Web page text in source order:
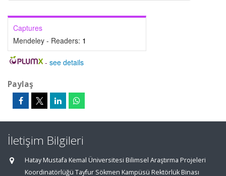
Captures
Mendeley - Readers: 1
- see details
Paylaş
İletişim Bilgileri
Hatay Mustafa Kemal Üniversitesi Bilimsel Araştırma Projeleri
Koordinatörlüğü Tayfur Sökmen Kampüsü Rektörlük Binası